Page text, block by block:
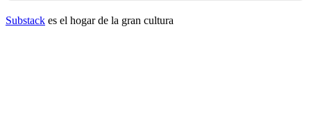
Substack es el hogar de la gran cultura